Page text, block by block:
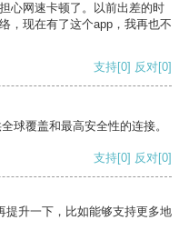
心网速卡顿了。以前出差的时
，现在有了这个app，我再也不
支持[0] 反对[0]
球覆盖和最高安全性的连接。
支持[0] 反对[0]
提升一下，比如能够支持更多地